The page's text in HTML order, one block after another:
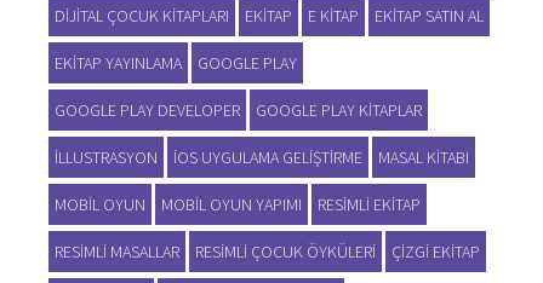
DIJITAL ÇOCUK KITAPLARI EKITAP E KITAP EKITAP SATIN AL
EKITAP YAYINLAMA GOOGLE PLAY
GOOGLE PLAY DEVELOPER GOOGLE PLAY KITAPLAR
ILLUSTRASYON IOS UYGULAMA GELIŞTIRME MASAL KITABI
MOBIL OYUN MOBIL OYUN YAPIMI RESIMLI EKITAP
RESIMLI MASALLAR RESIMLI ÇOCUK ÖYKÜLERI ÇIZGI EKITAP